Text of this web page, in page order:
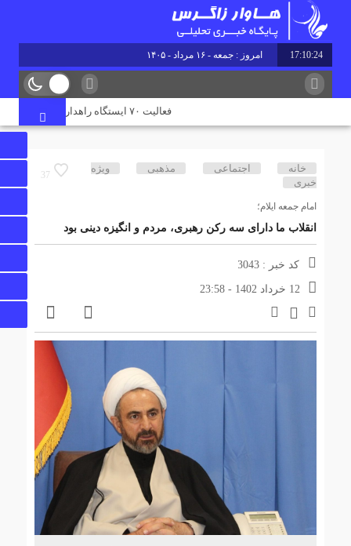
17:10:24 امروز : جمعه - ۱۶ مرداد - ۱۴۰۵
فعالیت ۷۰ ایستگاه راهداری در جاده‌های ایلام همزمان با تردد زائران اربعین
37
خانه اجتماعی مذهبی
ویژه
خبری
امام جمعه ایلام؛
انقلاب ما دارای سه رکن رهبری، مردم و انگیزه دینی بود
کد خبر : 3043
12 خرداد 1402 - 23:58